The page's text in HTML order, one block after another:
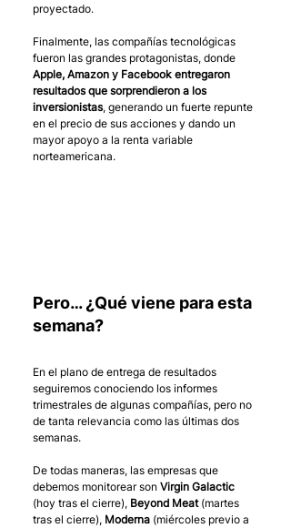
proyectado.
Finalmente, las compañías tecnológicas
fueron las grandes protagonistas, donde
Apple, Amazon y Facebook entregaron
resultados que sorprendieron a los
inversionistas, generando un fuerte repunte
en el precio de sus acciones y dando un
mayor apoyo a la renta variable
norteamericana.
Pero… ¿Qué viene para esta
semana?
En el plano de entrega de resultados
seguiremos conociendo los informes
trimestrales de algunas compañías, pero no
de tanta relevancia como las últimas dos
semanas.
De todas maneras, las empresas que
debemos monitorear son Virgin Galactic
(hoy tras el cierre), Beyond Meat (martes
tras el cierre), Moderna (miércoles previo a